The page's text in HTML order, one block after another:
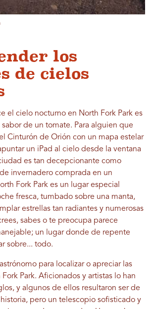
los
de cielos
el cielo nocturno en North Fork Park es
de un tomate. Para alguien que
Cinturón de Orión con un mapa estelar
un iPad al cielo desde la ventana
es tan decepcionante como
invernadero comprada en un
Fork Park es un lugar especial
fresca, tumbado sobre una manta,
estrellas tan radiantes y numerosas
sabes o te preocupa parece
un lugar donde de repente
sobre... todo.
para localizar o apreciar las
Park. Aficionados y artistas lo han
y algunos de ellos resultaron ser de
pero un telescopio sofisticado y